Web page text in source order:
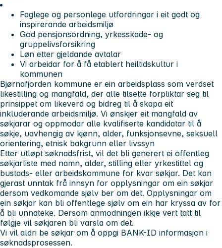
Faglege og personlege utfordringar i eit godt og
inspirerande arbeidsmiljø
God pensjonsordning, yrkesskade- og
gruppelivsforsikring
Løn etter gjeldande avtalar
Vi arbeidar for å få etablert heiltidskultur i
kommunen
Bjørnafjorden kommune er ein arbeidsplass som verdset
likestilling og mangfald, der alle tilsette forpliktar seg til
prinsippet om likeverd og bidreg til å skapa eit
inkluderande arbeidsmiljø. Vi ønskjer eit mangfald av
søkjarar og oppmodar alle kvalifiserte kandidatar til å
søkje, uavhengig av kjønn, alder, funksjonsevne, seksuell
orientering, etnisk bakgrunn eller livssyn
Etter utløpt søknadsfrist, vil det bli generert ei offentleg
søkjarliste med namn, alder, stilling eller yrkestittel og
bustads- eller arbeidskommune for kvar søkjar. Det kan
gjerast unntak frå innsyn for opplysningar om ein søkjar
dersom vedkomande sjølv ber om det. Opplysningar om
ein søkjar kan bli offentlege sjølv om ein har kryssa av for
å bli unnateke. Dersom anmodningen ikkje vert tatt til
følgje vil søkjaren bli varsla om det.
Vi vil aldri be søkjar om å oppgi BANK-ID informasjon i
søknadsprosessen.